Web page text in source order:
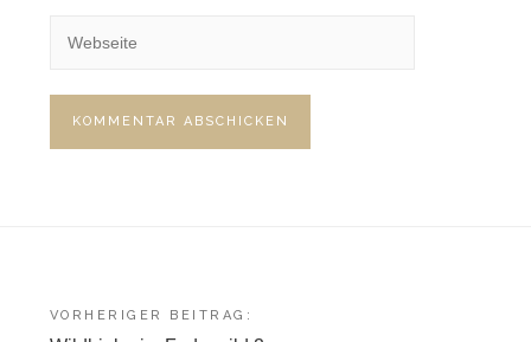
Beitragsnavigation
VORHERIGER BEITRAG: